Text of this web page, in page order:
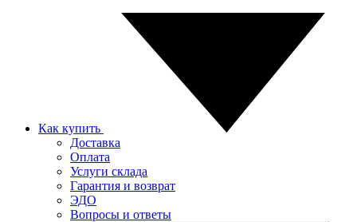
Как купить
Доставка
Оплата
Услуги склада
Гарантия и возврат
ЭДО
Вопросы и ответы